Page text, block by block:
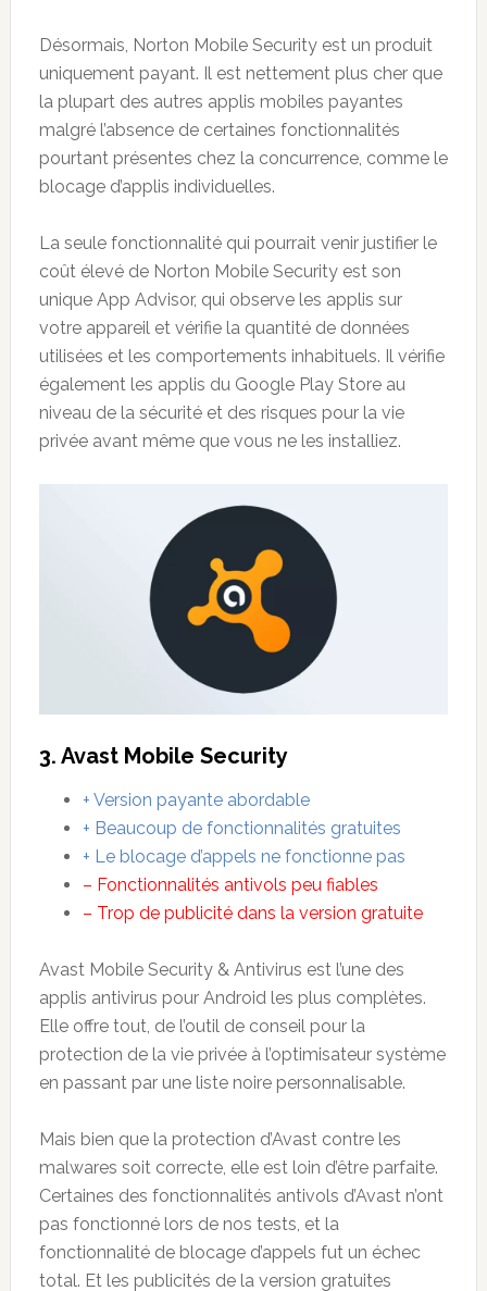
Désormais, Norton Mobile Security est un produit
uniquement payant. Il est nettement plus cher que
la plupart des autres applis mobiles payantes
malgré l’absence de certaines fonctionnalités
pourtant présentes chez la concurrence, comme le
blocage d’applis individuelles.
La seule fonctionnalité qui pourrait venir justifier le
coût élevé de Norton Mobile Security est son
unique App Advisor, qui observe les applis sur
votre appareil et vérifie la quantité de données
utilisées et les comportements inhabituels. Il vérifie
également les applis du Google Play Store au
niveau de la sécurité et des risques pour la vie
privée avant même que vous ne les installiez.
3. Avast Mobile Security
+ Version payante abordable
+ Beaucoup de fonctionnalités gratuites
+ Le blocage d’appels ne fonctionne pas
– Fonctionnalités antivols peu fiables
– Trop de publicité dans la version gratuite
Avast Mobile Security & Antivirus est l’une des
applis antivirus pour Android les plus complètes.
Elle offre tout, de l’outil de conseil pour la
protection de la vie privée à l’optimisateur système
en passant par une liste noire personnalisable.
Mais bien que la protection d’Avast contre les
malwares soit correcte, elle est loin d’être parfaite.
Certaines des fonctionnalités antivols d’Avast n’ont
pas fonctionné lors de nos tests, et la
fonctionnalité de blocage d’appels fut un échec
total. Et les publicités de la version gratuites